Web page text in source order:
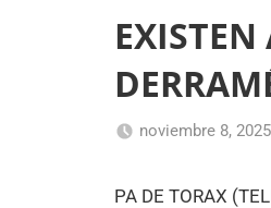
EXISTEN
noviembre 8, 2025
PA DE TORAX